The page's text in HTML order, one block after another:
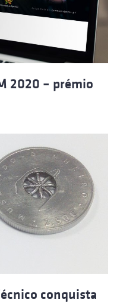
2020 – prémio
conquista